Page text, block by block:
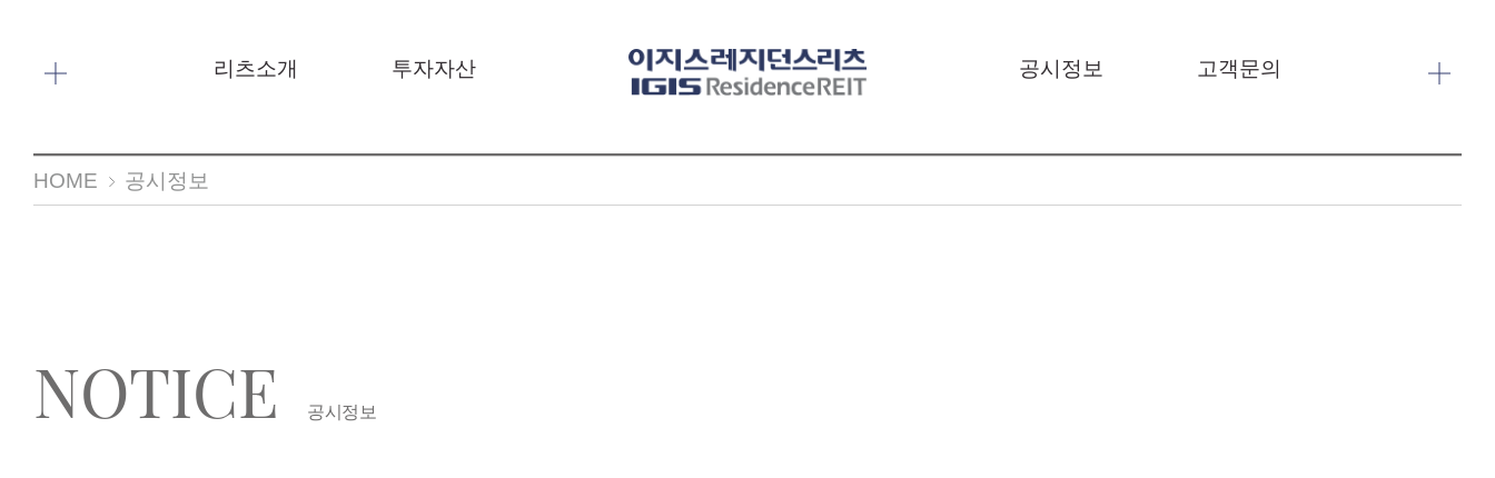
리츠소개 투자자산 공시정보 고객문의
HOME 공시정보
NOTICE 공시정보